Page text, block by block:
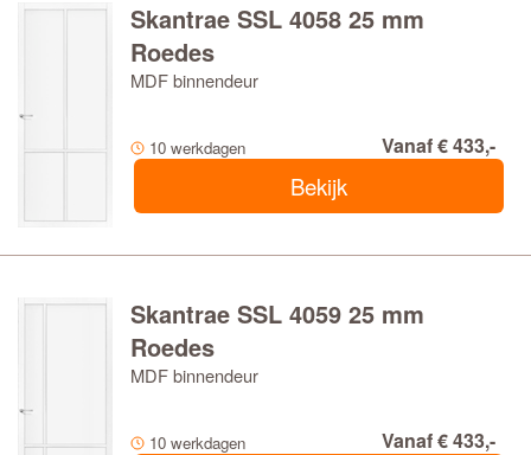
Skantrae SSL 4058 25 mm
Roedes
MDF binnendeur
10 werkdagen Vanaf € 433,-
Bekijk
Skantrae SSL 4059 25 mm
Roedes
MDF binnendeur
10 werkdagen Vanaf € 433,-